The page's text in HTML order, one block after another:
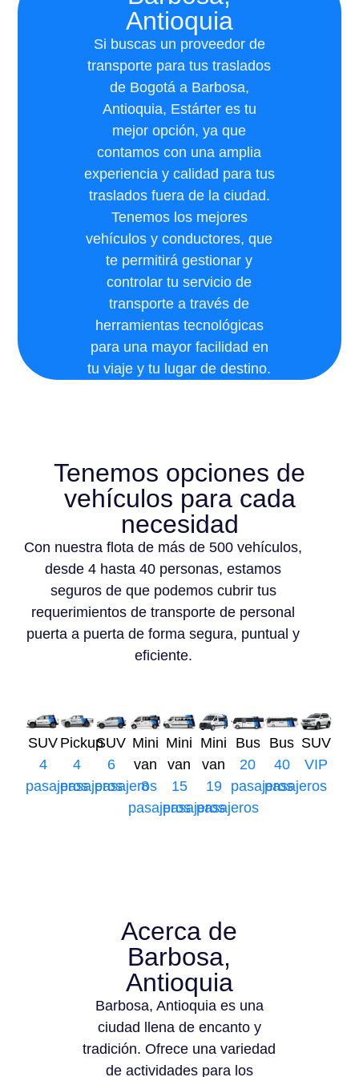
Antioquia
Si buscas un proveedor de
transporte para tus traslados
de Bogotá a Barbosa,
Antioquia, Estárter es tu
mejor opción, ya que
contamos con una amplia
experiencia y calidad para tus
traslados fuera de la ciudad.
Tenemos los mejores
vehículos y conductores, que
te permitirá gestionar y
controlar tu servicio de
transporte a través de
herramientas tecnológicas
para una mayor facilidad en
tu viaje y tu lugar de destino.
Tenemos opciones de
vehículos para cada
necesidad
Con nuestra flota de más de 500 vehículos,
desde 4 hasta 40 personas, estamos
seguros de que podemos cubrir tus
requerimientos de transporte de personal
puerta a puerta de forma segura, puntual y
eficiente.
SUV
4
pasajeros
Pickup
4
pasajeros
SUV
6
pasajeros
Mini
van
8
pasajeros
Mini
van
15
pasajeros
Mini
van
19
pasajeros
Bus
20
pasajeros
Bus
40
pasajeros
SUV
VIP
Acerca de
Barbosa,
Antioquia
Barbosa, Antioquia es una
ciudad llena de encanto y
tradición. Ofrece una variedad
de actividades para los